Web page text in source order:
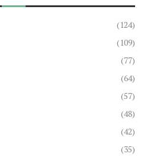
(124)
(109)
(77)
(64)
(57)
(48)
(42)
(35)